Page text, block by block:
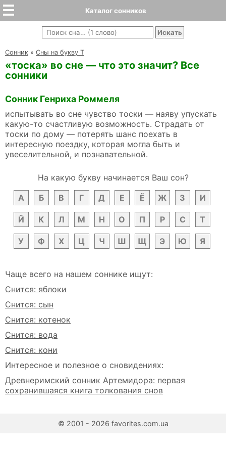
Каталог сонников
Cонник » Сны на букву Т
«тоска» во сне — что это значит? Все
сонники
Сонник Генриха Роммеля
испытывать во сне чувство тоски — наяву упускать
какую-то счастливую возможность. Страдать от
тоски по дому — потерять шанс поехать в
интересную поездку, которая могла быть и
увеселительной, и познавательной.
На какую букву начинается Ваш сон?
А
Б В Г Д Е Ё Ж З И
Й К Л М Н О П Р С Т
У Ф Х Ц Ч Ш Щ Э Ю Я
Чаще всего на нашем соннике ищут:
Снится: яблоки
Снится: сын
Снится: котенок
Снится: вода
Снится: кони
Интересное и полезное о сновидениях:
Древнеримский сонник Артемидора: первая
сохранившаяся книга толкования снов
© 2001 - 2026 favorites.com.ua